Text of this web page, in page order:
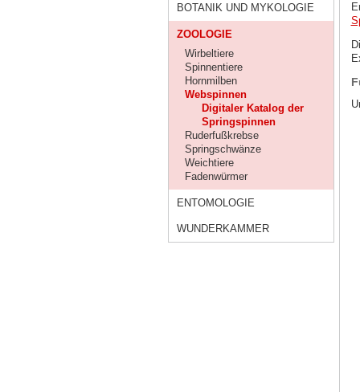
BOTANIK UND MYKOLOGIE
ZOOLOGIE
Wirbeltiere
Spinnentiere
Hornmilben
Webspinnen
Digitaler Katalog der
Springspinnen
Ruderfußkrebse
Springschwänze
Weichtiere
Fadenwürmer
ENTOMOLOGIE
WUNDERKAMMER